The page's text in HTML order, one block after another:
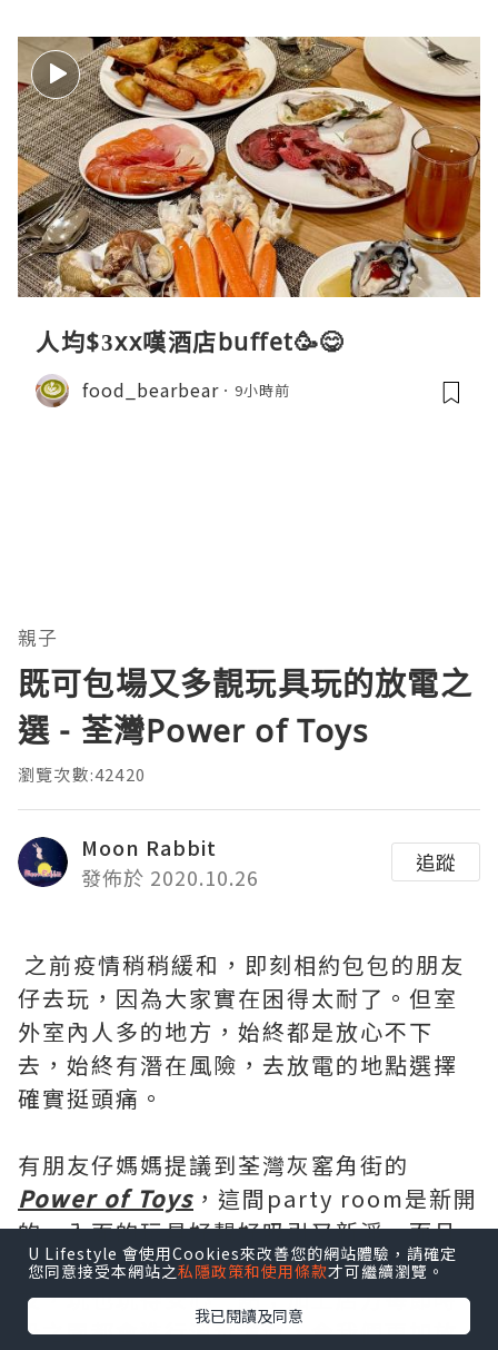
人均$3xx嘆酒店buffet🥳😋
food_bearbear 9小時前
親子
既可包場又多靚玩具玩的放電之
選 - 荃灣Power of Toys
瀏覽次數:42420
Moon Rabbit
發佈於 2020.10.26
追蹤
之前疫情稍稍緩和，即刻相約包包的朋友
仔去玩，因為大家實在困得太耐了。但室
外室內人多的地方，始終都是放心不下
去，始終有潛在風險，去放電的地點選擇
確實挺頭痛。
有朋友仔媽媽提議到荃灣灰窰角街的
Power of Toys ，這間party room是新開
的，入面的玩具好靚好吸引又新淨，而且
可以包場玩，只有我們幾個大人和小朋
友，玩也玩得安心一點；加上店方每節時
段之間都會進行消毒清潔，令我們更加放
U Lifestyle 會使用Cookies來改善您的網站體驗，請確定
您同意接受本網站之私隱政策和使用條款才可繼續瀏覽。
我已閱讀及同意